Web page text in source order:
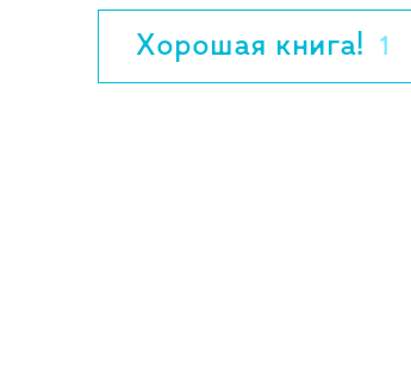
изобразила Марина
известность благодаря
горячий жёлтый песок,
Хорошая книга! 1